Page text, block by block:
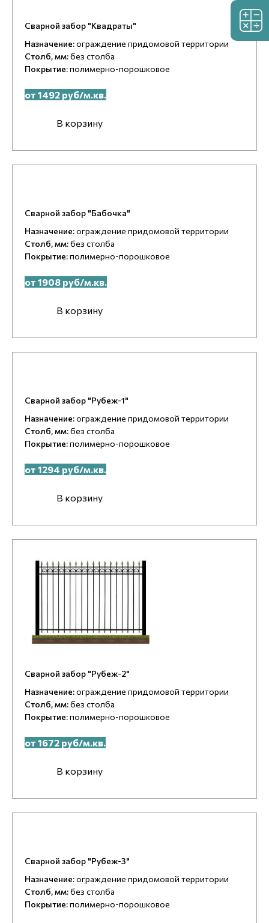
Сварной забор "Квадраты"
Назначение:ограждение придомовой территории
Столб, мм:без столба
Покрытие:полимерно-порошковое
от 1492 руб/м.кв.
В корзину
Сварной забор "Бабочка"
Назначение:ограждение придомовой территории
Столб, мм:без столба
Покрытие:полимерно-порошковое
от 1908 руб/м.кв.
В корзину
Сварной забор "Рубеж-1"
Назначение:ограждение придомовой территории
Столб, мм:без столба
Покрытие:полимерно-порошковое
от 1294 руб/м.кв.
В корзину
Сварной забор "Рубеж-2"
Назначение:ограждение придомовой территории
Столб, мм:без столба
Покрытие:полимерно-порошковое
от 1672 руб/м.кв.
В корзину
Сварной забор "Рубеж-3"
Назначение:ограждение придомовой территории
Столб, мм:без столба
Покрытие:полимерно-порошковое